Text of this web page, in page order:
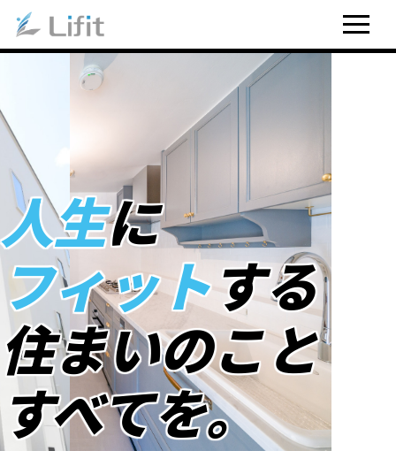
人生に
フィットする
住まいのこと
すべてを。